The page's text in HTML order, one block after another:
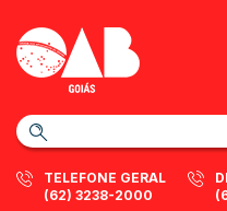
TELEFONE GERAL
(62) 3238-2000